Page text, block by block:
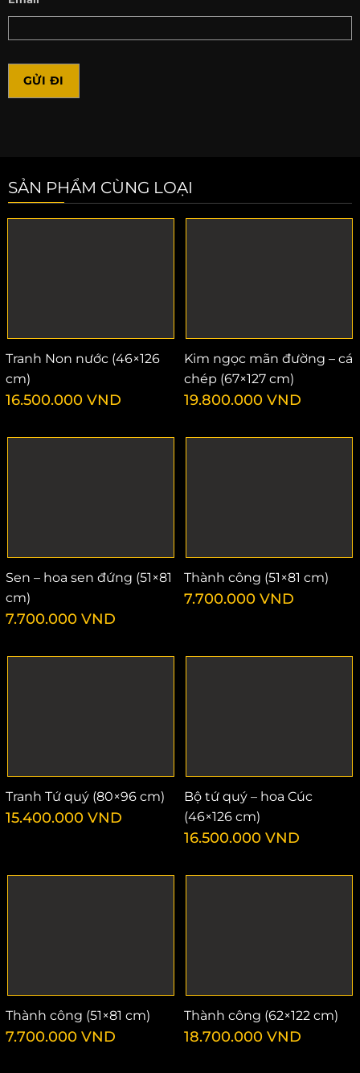
SẢN PHẨM CÙNG LOẠI
Tranh Non nước (46×126
cm)
16.500.000 VND
Kim ngọc mãn đường – cá
chép (67×127 cm)
19.800.000 VND
Sen – hoa sen đứng (51×81
cm)
7.700.000 VND
Thành công (51×81 cm)
7.700.000 VND
Tranh Tứ quý (80×96 cm)
15.400.000 VND
Bộ tứ quý – hoa Cúc
(46×126 cm)
16.500.000 VND
Thành công (51×81 cm)
7.700.000 VND
Thành công (62×122 cm)
18.700.000 VND